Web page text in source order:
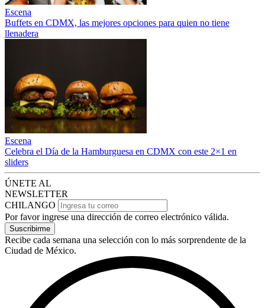
Escena
Buffets en CDMX, las mejores opciones para quien no tiene
llenadera
Escena
Celebra el Día de la Hamburguesa en CDMX con este 2×1 en
sliders
ÚNETE AL
NEWSLETTER
CHILANGO
Por favor ingrese una dirección de correo electrónico válida.
Suscribirme
Recibe cada semana una selección con lo más sorprendente de la
Ciudad de México.